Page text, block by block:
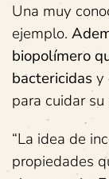
Una muy
ejemplo.
biopolímero
bactericidas y
para cuidar
“La idea de
propiedades